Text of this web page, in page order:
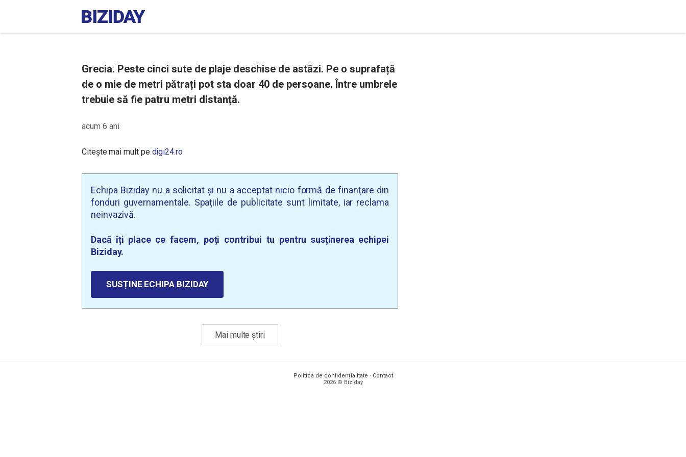
Grecia. Peste cinci sute de plaje deschise de astăzi. Pe o suprafață
de o mie de metri pătrați pot sta doar 40 de persoane. Între umbrele
trebuie să fie patru metri distanță.
acum 6 ani
Citește mai mult pe digi24.ro
Echipa Biziday nu a solicitat și nu a acceptat nicio formă de finanțare din
fonduri guvernamentale. Spațiile de publicitate sunt limitate, iar reclama
neinvazivă.
Dacă îți place ce facem, poți contribui tu pentru susținerea echipei
Biziday.
SUSȚINE ECHIPA BIZIDAY
Mai multe știri
Politica de confidențialitate · Contact
2026 © Biziday